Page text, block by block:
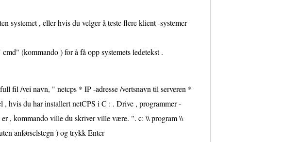
systemet , eller hvis du velger å teste flere klient -systemer
(kommando ) for å få opp systemets ledetekst .
fil /vei navn, " netcps * IP -adresse /vertsnavn til serveren *
, hvis du har installert netCPS i C : . Drive , programmer -
, kommando ville du skriver ville være. ". c: \\ program \\
anførselstegn ) og trykk Enter